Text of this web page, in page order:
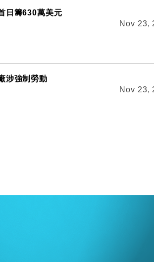
日籌630萬美元
Nov 23,
涉強制勞動
Nov 23,